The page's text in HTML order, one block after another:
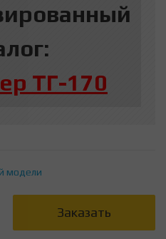
ТГ-170
модели
Заказать